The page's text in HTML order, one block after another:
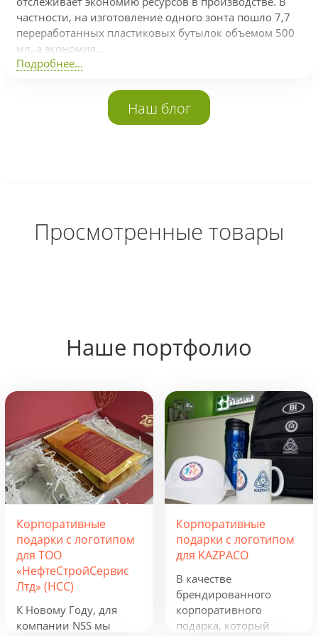
частности, на изготовление одного зонта пошло 7,7
переработанных пластиковых бутылок объемом 500
мл, а экономия...
Подробнее...
Наш блог
Просмотренные товары
Наше портфолио
Корпоративные
подарки с логотипом
для ТОО
«НефтеСтройСервис
Лтд» (НСС)
К Новому Году, для
компании NSS мы
Корпоративные
подарки с логотипом
для KAZPACO
В качестве
брендированного
корпоративного
подарка, который